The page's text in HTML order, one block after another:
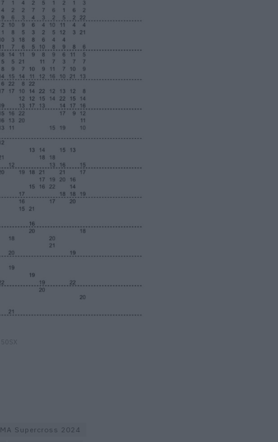
Supercross 2024